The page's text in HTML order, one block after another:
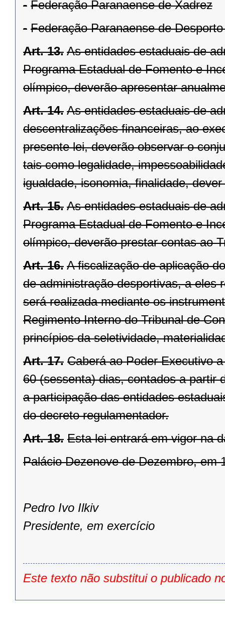
- Federação Paranaense de Xadrez
- Federação Paranaense de
Art. 13. As entidades estaduais de
Programa Estadual de Fomento e
olímpico, deverão apresentar
Art. 14. As entidades estaduais de
descentralizações financeiras, ao
presente lei, deverão observar o
tais como legalidade,
igualdade, isonomia, finalidade,
Art. 15. As entidades estaduais de
Programa Estadual de Fomento e
olímpico, deverão prestar contas ao
Art. 16. A fiscalização de aplicação
de administração desportivas, a eles
será realizada mediante os
Regimento Interno do Tribunal de
princípios da seletividade,
Art. 17. Caberá ao Poder Executivo
60 (sessenta) dias, contados a partir
a participação das entidades
do decreto regulamentador.
Art. 18. Esta lei entrará em vigor na
Palácio Dezenove de Dezembro, em
Pedro Ivo Ilkiv
Presidente, em exercício
Este texto não substitui o publicado